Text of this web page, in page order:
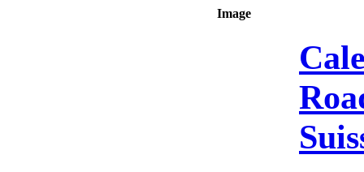
Image